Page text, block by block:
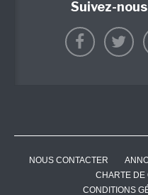
Suivez-
NOUS CONTACTER
CHARTE DE
CONDITIONS